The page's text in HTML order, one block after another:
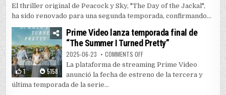
El thriller original de Peacock y Sky, "The Day of the Jackal",
ha sido renovado para una segunda temporada, confirmando...
1 5158
Prime Video lanza temporada final de
“The Summer I Turned Pretty”
2025-06-23 COMMENTS OFFON PRIME VIDEO LANZA
La plataforma de streaming Prime Video
anunció la fecha de estreno de la tercera y
última temporada de la serie...